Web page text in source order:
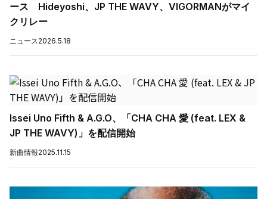
ース Hideyoshi、JP THE WAVY、VIGORMANがマイ
クリレー
ニュース2026.5.18
Issei Uno Fifth & A.G.O、「CHA CHA 愛 (feat. LEX &
JP THE WAVY)」を配信開始
新曲情報2025.11.15